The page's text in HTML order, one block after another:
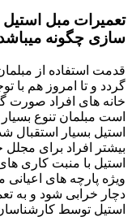
تعمیرات مبل استیل
سازی چگونه
قدمت استفاده از
گردد و تا امروز هم با
خانه های افراد صورت
است مبلمان تنوع
استیل بسیار استقبال
بیشتر افراد برای
استیل با منبت کاری
ویژه پارچه های
دچار خرابی شود و به
استیل توسط